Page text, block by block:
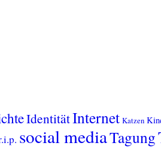
IdentitätInternet Katzen
social mediaTagung